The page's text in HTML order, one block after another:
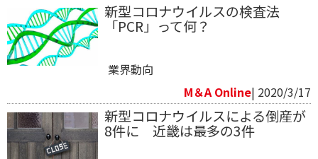
新型コロナウイルスの検査法
「PCR」って何？
業界動向
M＆A Online| 2020/3/17
新型コロナウイルスによる倒産が
8件に 近畿は最多の3件